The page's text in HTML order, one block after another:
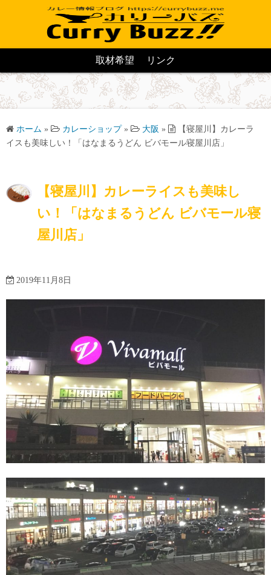
取材希望 リンク
ホーム » カレーショップ» 大阪 »
【寝屋川】カレーラ
イスも美味しい！「はなまるうどん ビバモール寝屋川店」
【寝屋川】カレーライスも美味し
い！「はなまるうどん ビバモール寝
屋川店」
2019年11月8日